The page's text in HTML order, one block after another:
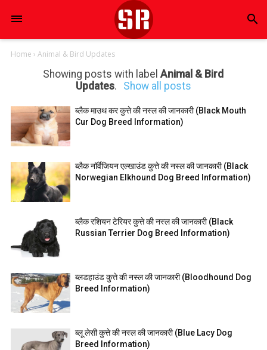
search
Home › Animal & Bird Updates
Showing posts with labelAnimal & Bird
Updates. Show all posts
ब्लैक माउथ कर कुत्ते की नस्ल की जानकारी (Black Mouth
Cur Dog Breed Information)
ब्लैक नॉर्वेजियन एल्खाउंड कुत्ते की नस्ल की जानकारी (Black
Norwegian Elkhound Dog Breed Information)
ब्लैक रशियन टेरियर कुत्ते की नस्ल की जानकारी (Black
Russian Terrier Dog Breed Information)
ब्लडहाउंड कुत्ते की नस्ल की जानकारी (Bloodhound Dog
Breed Information)
ब्लू लेसी कुत्ते की नस्ल की जानकारी (Blue Lacy Dog
Breed Information)